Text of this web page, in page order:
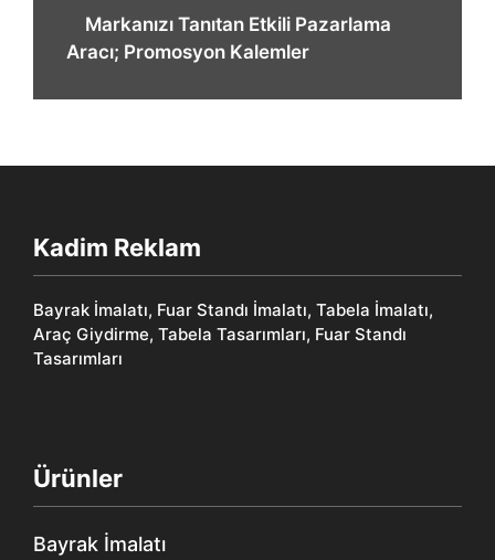
Markanızı Tanıtan Etkili Pazarlama
Aracı; Promosyon Kalemler
Kadim Reklam
Bayrak İmalatı, Fuar Standı İmalatı, Tabela İmalatı,
Araç Giydirme, Tabela Tasarımları, Fuar Standı
Tasarımları
Ürünler
Bayrak İmalatı